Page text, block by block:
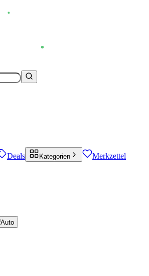
Deals Kategorien Merkzettel
Auto